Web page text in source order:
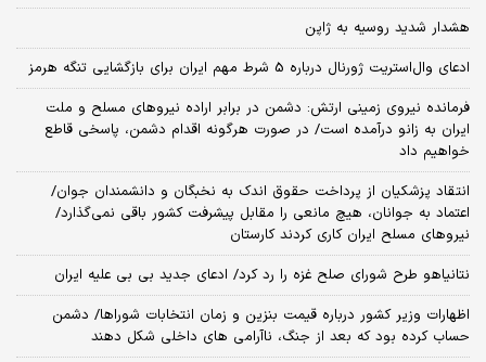
هشدار شدید روسیه به ژاپن
ادعای وال‌استریت ژورنال درباره 5 شرط مهم ایران برای بازگشایی تنگه هرمز
فرمانده نیروی زمینی ارتش: دشمن در برابر اراده نیروهای مسلح و ملت
ایران به زانو درآمده است/ در صورت هرگونه اقدام دشمن، پاسخی قاطع
خواهیم داد
انتقاد پزشکیان از پرداخت حقوق اندک به نخبگان و دانشمندان جوان/
اعتماد به جوانان، هیچ مانعی را مقابل پیشرفت کشور باقی نمی‌گذارد/
نیروهای مسلح ایران کاری کردند کارستان
نتانیاهو طرح شورای صلح غزه را رد کرد/ ادعای جدید بی بی علیه ایران
اظهارات وزیر کشور درباره قیمت بنزین و زمان انتخابات شوراها/ دشمن
حساب کرده بود که بعد از جنگ، ناآرامی‌ های داخلی شکل دهند